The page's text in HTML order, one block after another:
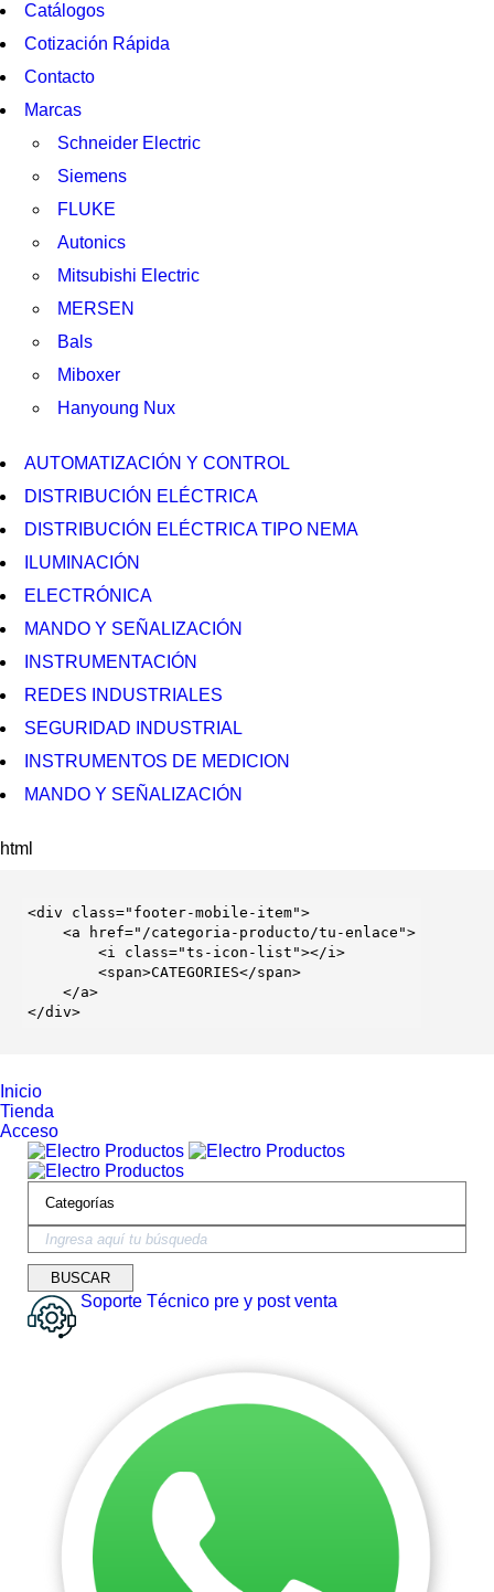
Catálogos
Cotización Rápida
Contacto
Marcas
Schneider Electric
Siemens
FLUKE
Autonics
Mitsubishi Electric
MERSEN
Bals
Miboxer
Hanyoung Nux
AUTOMATIZACIÓN Y CONTROL
DISTRIBUCIÓN ELÉCTRICA
DISTRIBUCIÓN ELÉCTRICA TIPO NEMA
ILUMINACIÓN
ELECTRÓNICA
MANDO Y SEÑALIZACIÓN
INSTRUMENTACIÓN
REDES INDUSTRIALES
SEGURIDAD INDUSTRIAL
INSTRUMENTOS DE MEDICION
MANDO Y SEÑALIZACIÓN
html
<div class="footer-mobile-item">
    <
a href="/categoria-producto/tu-enlace">
        <
i class="ts-icon-list"></i>
        <
span>CATEGORIES</span>
    </
a>
</div>
Inicio
Tienda
Acceso
Soporte Técnico pre y post venta